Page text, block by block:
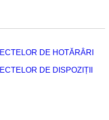
DE HOTĂRÂRI
DE DISPOZIȚII